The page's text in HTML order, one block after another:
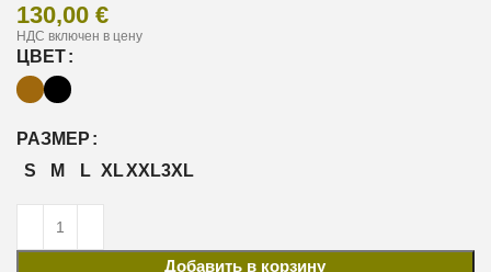
130,00 €
НДС включен в цену
ЦВЕТ
РАЗМЕР
S
M L XLXXL3XL
Добавить в корзину